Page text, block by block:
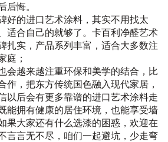
后悔。
好的进口艺术涂料，其实不用找太
适合自己的就够了。卡百利净醛艺术
扎实，产品系列丰富，适合大多数注
庭；
会越来越注重环保和美学的结合，比
作，把东方传统国色融入现代家居，
以后会有更多靠谱的进口艺术涂料走
能拥有健康的居住环境，也能享受墙
果大家还有什么选漆的困惑，欢迎在
言言无不尽，咱们一起避坑，少走弯